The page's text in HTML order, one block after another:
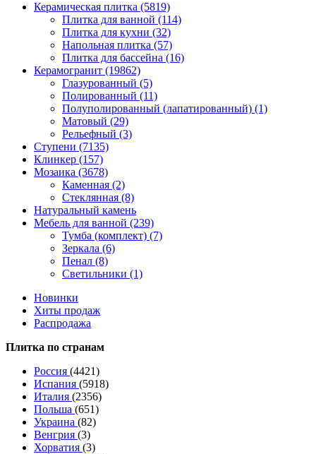
Керамическая плитка (5819)
Плитка для ванной (114)
Плитка для кухни (32)
Напольная плитка (57)
Плитка для бассейна (16)
Керамогранит (19862)
Глазурованный (5)
Полированный (11)
Полуполированный (лапатированный) (1)
Матовый (29)
Рельефный (3)
Ступени (7135)
Клинкер (157)
Мозаика (3678)
Каменная (2)
Стеклянная (8)
Натуральный камень
Мебель для ванной (239)
Тумба (комплект) (7)
Зеркала (6)
Пенал (8)
Светильники (1)
Новинки
Хиты продаж
Распродажа
Плитка по странам
Россия (4421)
Испания (5918)
Италия (2356)
Польша (651)
Украина (82)
Венгрия (3)
Хорватия (3)